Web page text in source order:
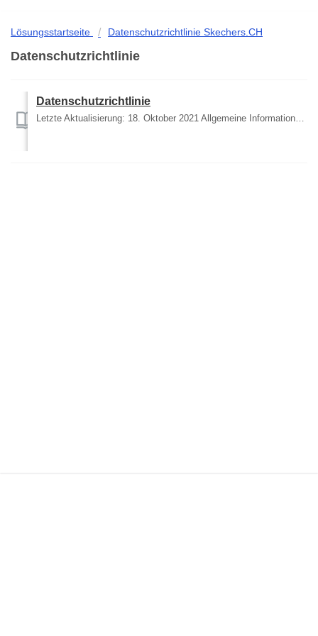
Lösungsstartseite Datenschutzrichtlinie Skechers.CH
Datenschutzrichtlinie
Datenschutzrichtlinie
Letzte Aktualisierung: 18. Oktober 2021 Allgemeine Informationen Skechers S.A.R.L und Skechers USA, Inc. (im Folgenden als „Skechers”, „wir” oder „uns” be...